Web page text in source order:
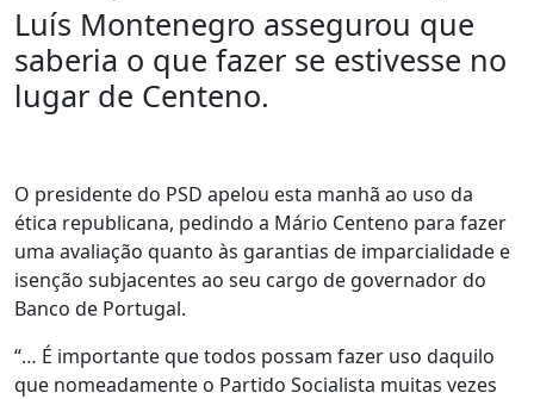
Luís Montenegro assegurou que
saberia o que fazer se estivesse no
lugar de Centeno.
O presidente do PSD apelou esta manhã ao uso da
ética republicana, pedindo a Mário Centeno para fazer
uma avaliação quanto às garantias de imparcialidade e
isenção subjacentes ao seu cargo de governador do
Banco de Portugal.
“… É importante que todos possam fazer uso daquilo
que nomeadamente o Partido Socialista muitas vezes